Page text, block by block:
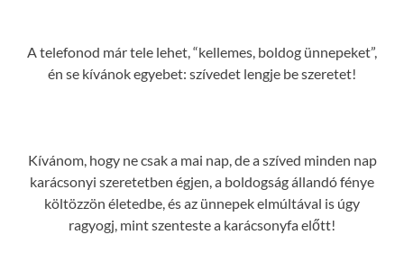
A telefonod már tele lehet, “kellemes, boldog ünnepeket”,
én se kívánok egyebet: szívedet lengje be szeretet!
Kívánom, hogy ne csak a mai nap, de a szíved minden nap
karácsonyi szeretetben égjen, a boldogság állandó fénye
költözzön életedbe, és az ünnepek elmúltával is úgy
ragyogj, mint szenteste a karácsonyfa előtt!